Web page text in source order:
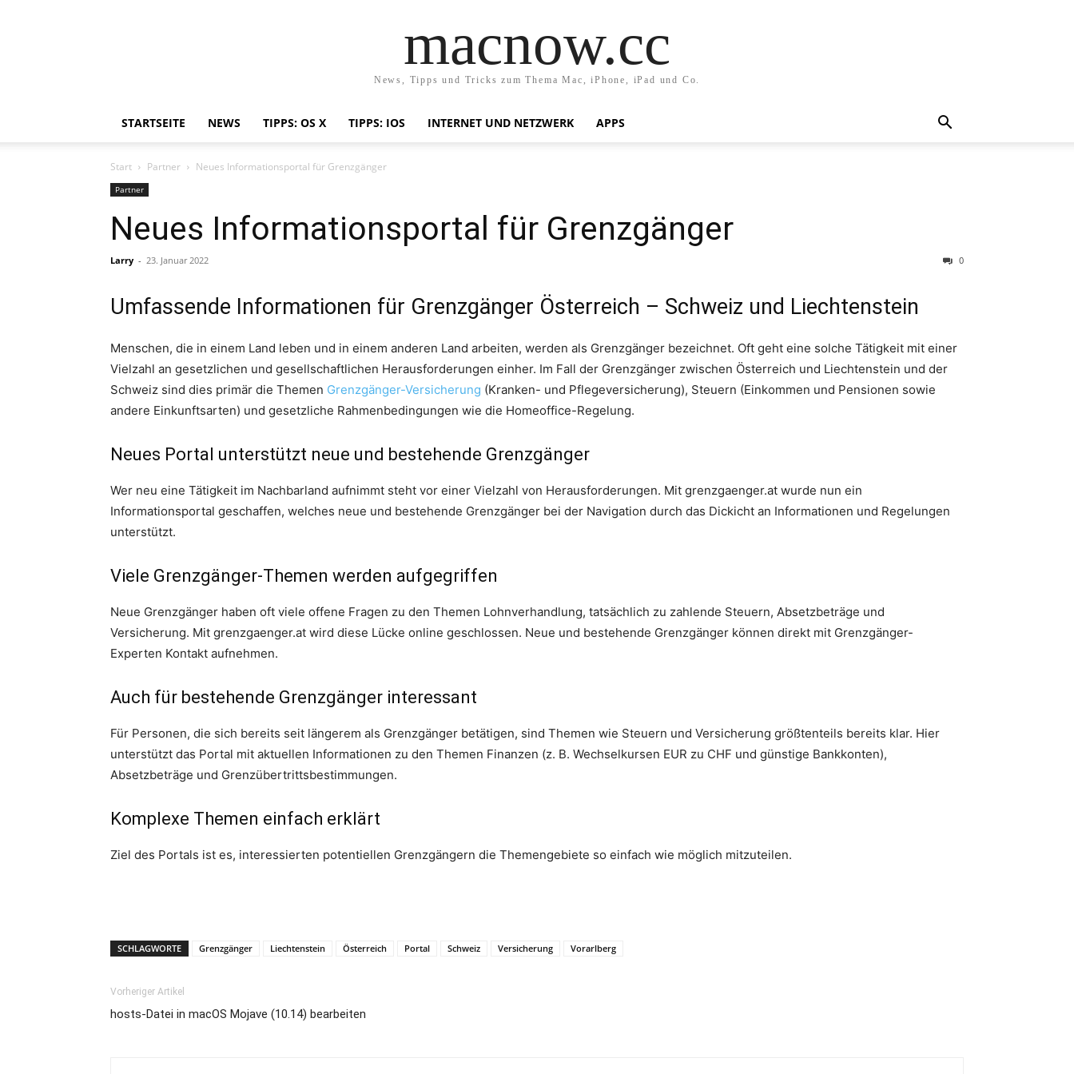
macnow.cc
News, Tipps und Tricks zum Thema Mac, iPhone, iPad und Co.
STARTSEITE NEWS TIPPS: OS X TIPPS: IOS INTERNET UND NETZWERK APPS
Start Partner Neues Informationsportal für Grenzgänger
Partner
Neues Informationsportal für Grenzgänger
Larry - 23. Januar 2022 0
Umfassende Informationen für Grenzgänger Österreich – Schweiz und Liechtenstein
Menschen, die in einem Land leben und in einem anderen Land arbeiten, werden als Grenzgänger bezeichnet. Oft geht eine solche Tätigkeit mit einer
Vielzahl an gesetzlichen und gesellschaftlichen Herausforderungen einher. Im Fall der Grenzgänger zwischen Österreich und Liechtenstein und der
Schweiz sind dies primär die Themen Grenzgänger-Versicherung (Kranken- und Pflegeversicherung), Steuern (Einkommen und Pensionen sowie
andere Einkunftsarten) und gesetzliche Rahmenbedingungen wie die Homeoffice-Regelung.
Neues Portal unterstützt neue und bestehende Grenzgänger
Wer neu eine Tätigkeit im Nachbarland aufnimmt steht vor einer Vielzahl von Herausforderungen. Mit grenzgaenger.at wurde nun ein
Informationsportal geschaffen, welches neue und bestehende Grenzgänger bei der Navigation durch das Dickicht an Informationen und Regelungen
unterstützt.
Viele Grenzgänger-Themen werden aufgegriffen
Neue Grenzgänger haben oft viele offene Fragen zu den Themen Lohnverhandlung, tatsächlich zu zahlende Steuern, Absetzbeträge und
Versicherung. Mit grenzgaenger.at wird diese Lücke online geschlossen. Neue und bestehende Grenzgänger können direkt mit Grenzgänger-
Experten Kontakt aufnehmen.
Auch für bestehende Grenzgänger interessant
Für Personen, die sich bereits seit längerem als Grenzgänger betätigen, sind Themen wie Steuern und Versicherung größtenteils bereits klar. Hier
unterstützt das Portal mit aktuellen Informationen zu den Themen Finanzen (z. B. Wechselkursen EUR zu CHF und günstige Bankkonten),
Absetzbeträge und Grenzübertrittsbestimmungen.
Komplexe Themen einfach erklärt
Ziel des Portals ist es, interessierten potentiellen Grenzgängern die Themengebiete so einfach wie möglich mitzuteilen.
SCHLAGWORTE Grenzgänger Liechtenstein Österreich Portal Schweiz Versicherung Vorarlberg
Vorheriger Artikel
hosts-Datei in macOS Mojave (10.14) bearbeiten